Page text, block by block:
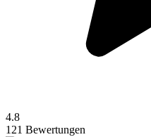
4.8
121 Bewertungen